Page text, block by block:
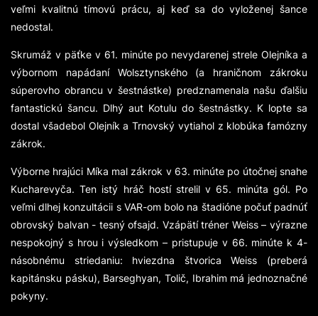
veľmi kvalitnú tímovú prácu, aj keď sa do vyloženej šance
nedostal.
Skrumáž v päťke v 61. minúte po nevydarenej strele Olejníka a
výbornom napádaní Wolsztynského (a hraničnom zákroku
súperovho obrancu v šestnástke) predznamenala našu ďalšiu
fantastickú šancu. Dlhý aut Kotulu do šestnástky. K lopte sa
dostal všadebol Olejník a Trnovský vytiahol z klobúka famózny
zákrok.
Výborne hrajúci Míka mal zákrok v 63. minúte po útočnej snahe
Kucharevyča. Ten istý hráč hostí strelil v 65. minúta gól. Po
veľmi dlhej konzultácii s VAR-om bolo na štadióne počuť padnúť
obrovský balvan - tesný ofsajd. Vzápätí tréner Weiss – výrazne
nespokojný s hrou i výsledkom – pristupuje v 66. minúte k 4-
násobnému striedaniu: hviezdna štvorica Weiss (preberá
kapitánsku pásku), Barseghyan, Tolič, Ibrahim má jednoznačné
pokyny.